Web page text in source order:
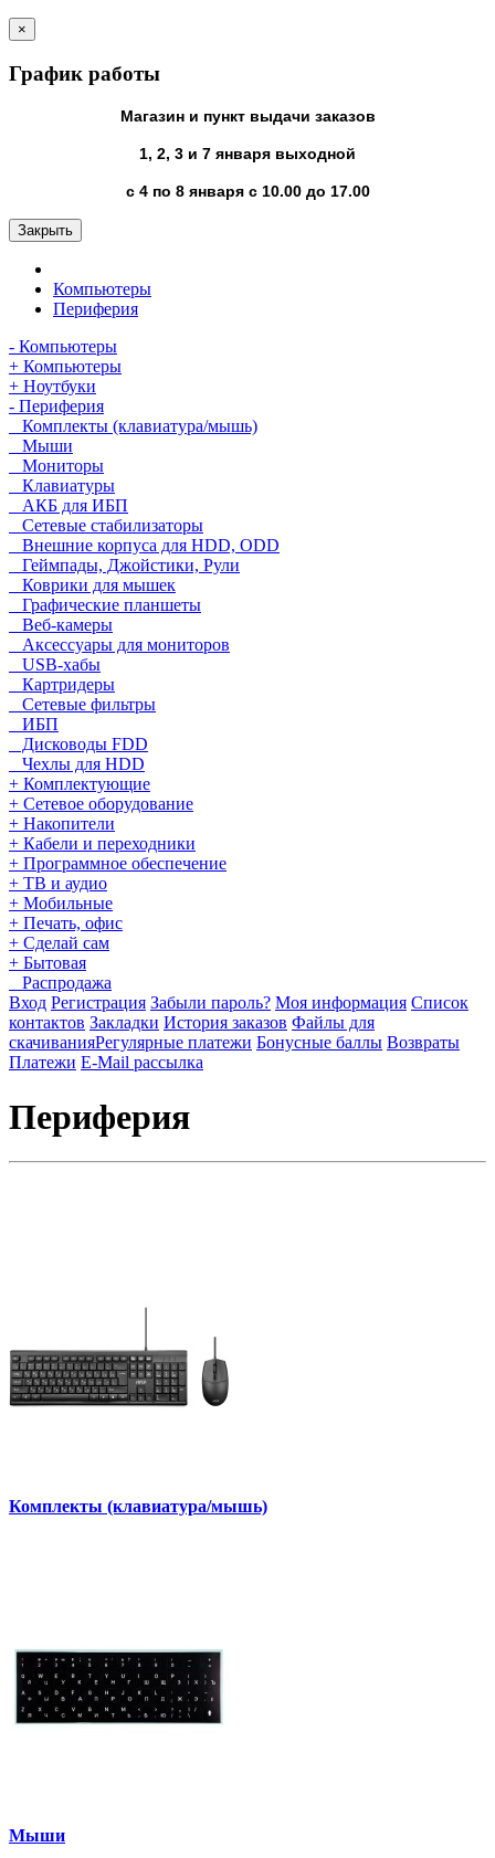
×
График работы
Магазин и пункт выдачи заказов
1, 2, 3 и 7 января выходной
с 4 по 8 января с 10.00 до 17.00
Закрыть
Компьютеры
Периферия
- Компьютеры
+ Компьютеры
+ Ноутбуки
- Периферия
Комплекты (клавиатура/мышь)
Мыши
Мониторы
Клавиатуры
АКБ для ИБП
Сетевые стабилизаторы
Внешние корпуса для HDD, ODD
Геймпады, Джойстики, Рули
Коврики для мышек
Графические планшеты
Веб-камеры
Аксессуары для мониторов
USB-хабы
Картридеры
Сетевые фильтры
ИБП
Дисководы FDD
Чехлы для HDD
+ Комплектующие
+ Сетевое оборудование
+ Накопители
+ Кабели и переходники
+ Программное обеспечение
+ ТВ и аудио
+ Мобильные
+ Печать, офис
+ Сделай сам
+ Бытовая
Распродажа
Вход Регистрация Забыли пароль? Моя информация Список
контактов Закладки История заказов Файлы для
скачиванияРегулярные платежи Бонусные баллы Возвраты
Платежи E-Mail рассылка
Периферия
Комплекты (клавиатура/мышь)
Мыши